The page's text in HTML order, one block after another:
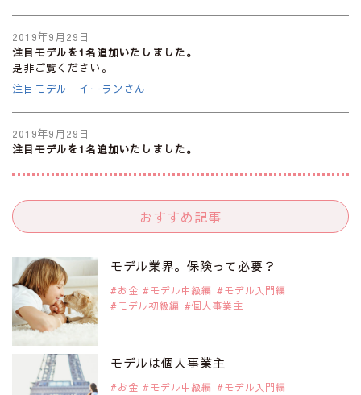
2019年9月29日
注目モデルを1名追加いたしました。
是非ご覧ください。
注目モデル イーランさん
2019年9月29日
注目モデルを1名追加いたしました。
是非ご覧ください。
2019年9月29日
是非ご覧ください。
注目モデル カーラ・デルヴィーニュ
2019年9月29日
是非ご覧ください。
注目モデル 松川 来海さん
おすすめ記事
モデル業界。保険って必要？
お金 モデル中級編
モデル入門編
モデル初級編
個人事業主
モデルは個人事業主
お金 モデル中級編
モデル入門編